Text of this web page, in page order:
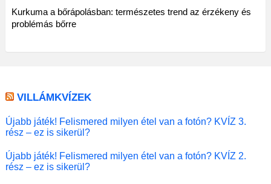
Kurkuma a bőrápolásban: természetes trend az érzékeny és
problémás bőrre
VILLÁMKVÍZEK
Újabb játék! Felismered milyen étel van a fotón? KVÍZ 3.
rész – ez is sikerül?
Újabb játék! Felismered milyen étel van a fotón? KVÍZ 2.
rész – ez is sikerül?